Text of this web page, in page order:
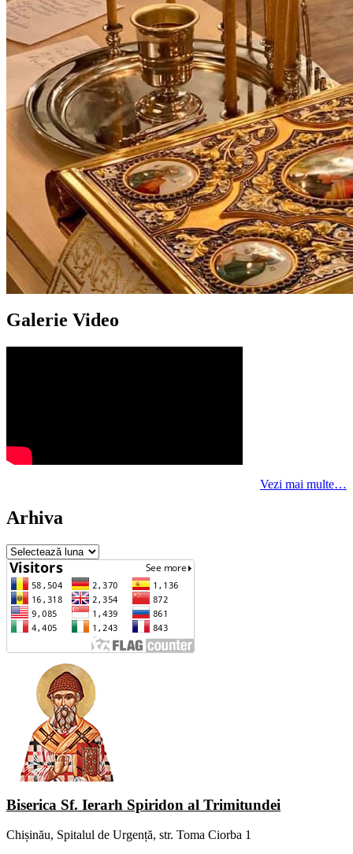
Galerie Video
Vezi mai multe…
Arhiva
Arhiva
Biserica Sf. Ierarh Spiridon al Trimitundei
Chișinău, Spitalul de Urgență, str. Toma Ciorba 1